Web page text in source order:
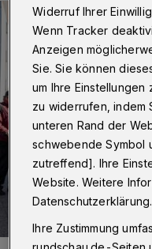
Widerruf Ihrer
Wenn Tracker
Anzeigen
Sie. Sie können
um Ihre Einstellungen
zu widerrufen, indem
unteren Rand der
schwebende Symbol
zutreffend]. Ihre
Website. Weitere
Datenschutzerklärung.
Ihre Zustimmung